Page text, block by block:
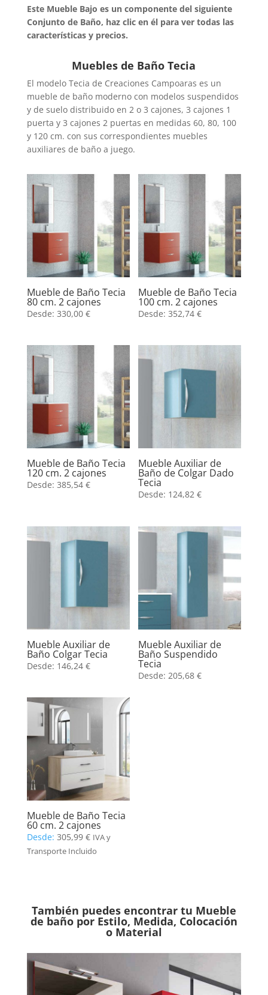
Este Mueble Bajo es un componente del siguiente
Conjunto de Baño, haz clic en él para ver todas las
características y precios.
Muebles de Baño Tecia
El modelo Tecia de Creaciones Campoaras es un
mueble de baño moderno con modelos suspendidos
y de suelo distribuido en 2 o 3 cajones, 3 cajones 1
puerta y 3 cajones 2 puertas en medidas 60, 80, 100
y 120 cm. con sus correspondientes muebles
auxiliares de baño a juego.
Mueble de Baño Tecia
80 cm. 2 cajones
Desde: 330,00 €
Mueble de Baño Tecia
100 cm. 2 cajones
Desde:352,74€
Mueble de Baño Tecia
120 cm. 2 cajones
Desde: 385,54 €
Mueble Auxiliar de
Baño de Colgar Dado
Tecia
Desde: 124,82€
Mueble Auxiliar de
Baño Colgar Tecia
Desde: 146,24 €
Mueble Auxiliar de
Baño Suspendido
Tecia
Desde: 205,68€
Mueble de Baño Tecia
60 cm. 2 cajones
Desde: 305,99 € IVA y
Transporte Incluido
También puedes encontrar tu Mueble
de baño por Estilo, Medida, Colocación
o Material